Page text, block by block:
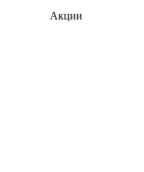
Акции